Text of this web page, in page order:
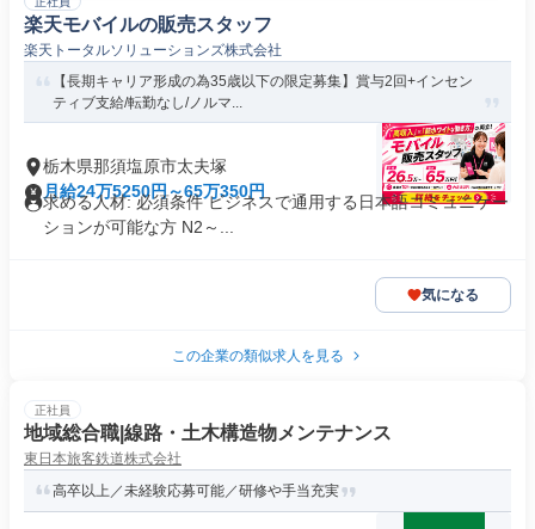
楽天モバイルの販売スタッフ
楽天トータルソリューションズ株式会社
【長期キャリア形成の為35歳以下の限定募集】賞与2回+インセン
ティブ支給/転勤なし/ノルマ...
栃木県那須塩原市太夫塚
月給24万5250円～65万350円
求める人材: 必須条件 ビジネスで通用する日本語コミュニケー
ションが可能な方 N2～...
気になる
この企業の類似求人を見る
正社員
地域総合職|線路・土木構造物メンテナンス
東日本旅客鉄道株式会社
高卒以上／未経験応募可能／研修や手当充実